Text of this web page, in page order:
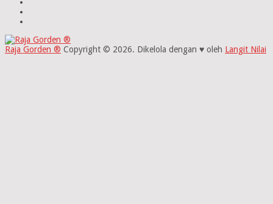
Raja Gorden ® Copyright © 2026. Dikelola dengan ♥ oleh Langit Nilai